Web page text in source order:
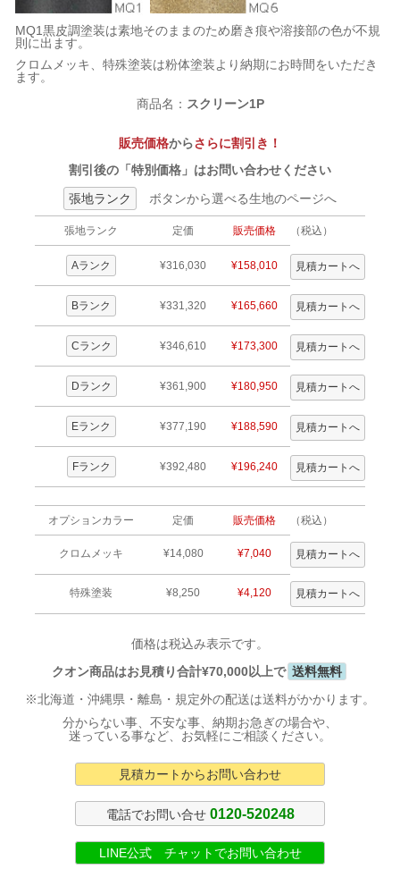
MQ1黒皮調塗装は素地そのままのため磨き痕や溶接部の色が不規
則に出ます。
クロムメッキ、特殊塗装は粉体塗装より納期にお時間をいただき
ます。
商品名： スクリーン1P
販売価格からさらに割引き！
割引後の「特別価格」はお問い合わせください
張地ランク
ボタンから選べる生地のページへ
張地ランク 定価 販売価格 （税込）
Aランク ¥316,030 ¥158,010
Bランク ¥331,320 ¥165,660
Cランク ¥346,610 ¥173,300
Dランク ¥361,900 ¥180,950
Eランク ¥377,190 ¥188,590
Fランク ¥392,480 ¥196,240
オプションカラー 定価 販売価格 （税込）
クロムメッキ ¥14,080 ¥7,040
特殊塗装 ¥8,250 ¥4,120
価格は税込み表示です。
クオン商品はお見積り合計¥70,000以上で 送料無料
※北海道・沖縄県・離島・規定外の配送は送料がかかります。
分からない事、不安な事、納期お急ぎの場合や、
迷っている事など、お気軽にご相談ください。
見積カートからお問い合わせ
電話でお問い合せ 0120-520248
LINE公式 チャットでお問い合わせ